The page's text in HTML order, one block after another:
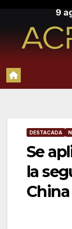
contenido
9
DESTACADA
Se
la